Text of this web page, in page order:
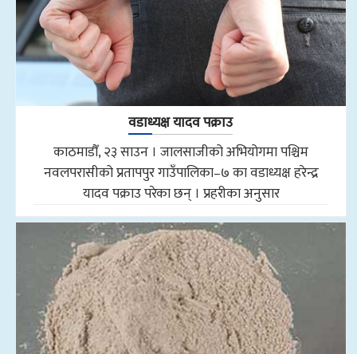
वडाध्यक्ष यादव पक्राउ
काठमाडौँ, २३ साउन । जालसाजीको अभियोगमा पश्चिम
नवलपरासीको प्रतापपुर गाउँपालिका–७ का वडाध्यक्ष हरेन्द्र
यादव पक्राउ परेका छन् । प्रहरीका अनुसार